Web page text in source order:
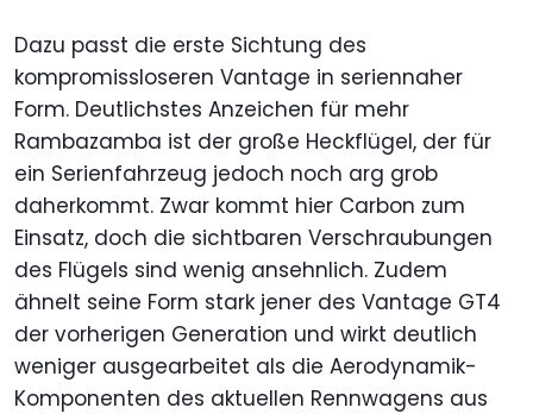
Dazu passt die erste Sichtung des
kompromissloseren Vantage in seriennaher
Form. Deutlichstes Anzeichen für mehr
Rambazamba ist der große Heckflügel, der für
ein Serienfahrzeug jedoch noch arg grob
daherkommt. Zwar kommt hier Carbon zum
Einsatz, doch die sichtbaren Verschraubungen
des Flügels sind wenig ansehnlich. Zudem
ähnelt seine Form stark jener des Vantage GT4
der vorherigen Generation und wirkt deutlich
weniger ausgearbeitet als die Aerodynamik-
Komponenten des aktuellen Rennwagens aus